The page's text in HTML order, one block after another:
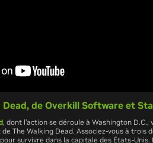
Dead, de Overkill Software et
, dont l’action se déroule à Washington
The Walking Dead. Associez-vous à trois
survivre dans la capitale des États-Unis.